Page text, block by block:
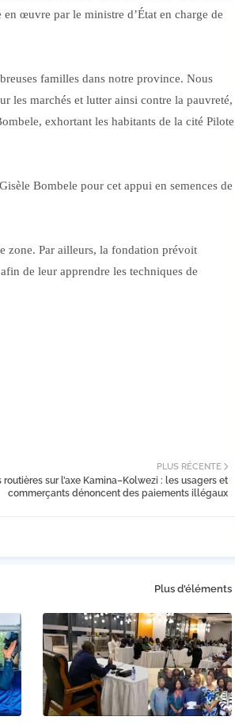
œuvre par le ministre d’État en charge de
familles dans notre province. Nous
les marchés et lutter ainsi contre la pauvreté,
exhortant les habitants de la cité Pilote
Bombele pour cet appui en semences de
zone. Par ailleurs, la fondation prévoit
de leur apprendre les techniques de
PLUS RÉCENTE
routières sur l’axe Kamina–Kolwezi : les usagers et
commerçants dénoncent des paiements illégaux
Plus d'éléments